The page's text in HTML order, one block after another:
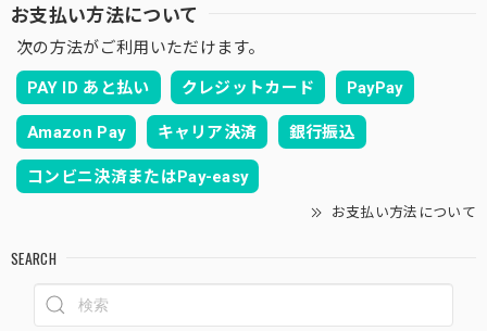
お支払い方法について
次の方法がご利用いただけます。
PAY ID あと払い クレジットカード PayPay
Amazon Pay キャリア決済 銀行振込
コンビニ決済またはPay-easy
お支払い方法について
SEARCH